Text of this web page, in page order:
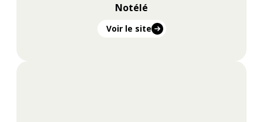
Notélé
Voir le site